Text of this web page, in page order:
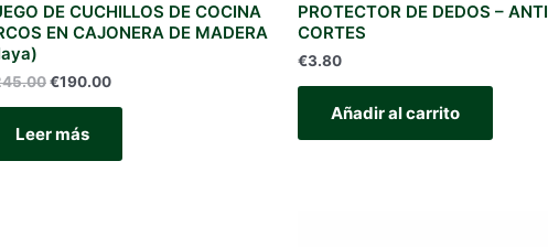
DE CUCHILLOS DE COCINA
EN CAJONERA DE MADERA
El
era:
€190.00El
€190.00.
Leer más
PROTECTOR DE DEDOS – ANTI
CORTES
€3.80
Añadir al carrito